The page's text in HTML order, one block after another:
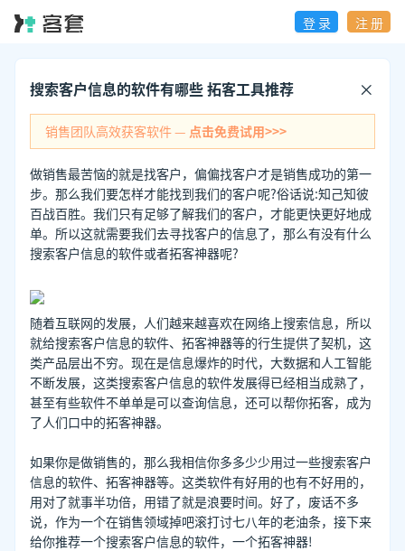
登 录 注 册
搜索客户信息的软件有哪些 拓客工具推荐
销售团队高效获客软件 — 点击免费试用>>>
做销售最苦恼的就是找客户，偏偏找客户才是销售成功的第一
步。那么我们要怎样才能找到我们的客户呢?俗话说:知己知彼
百战百胜。我们只有足够了解我们的客户，才能更快更好地成
单。所以这就需要我们去寻找客户的信息了，那么有没有什么
搜索客户信息的软件或者拓客神器呢?
随着互联网的发展，人们越来越喜欢在网络上搜索信息，所以
就给搜索客户信息的软件、拓客神器等的行生提供了契机，这
类产品层出不穷。现在是信息爆炸的时代，大数据和人工智能
不断发展，这类搜索客户信息的软件发展得已经相当成熟了，
甚至有些软件不单单是可以查询信息，还可以帮你拓客，成为
了人们口中的拓客神器。
如果你是做销售的，那么我相信你多多少少用过一些搜索客户
信息的软件、拓客神器等。这类软件有好用的也有不好用的，
用对了就事半功倍，用错了就是浪要时间。好了，废话不多
说，作为一个在销售领域掉吧滚打讨七八年的老油条，接下来
给你推荐一个搜索客户信息的软件，一个拓客神器!